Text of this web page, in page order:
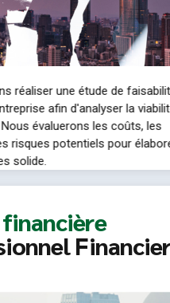
réaliser une étude de
afin d'analyser la
évaluerons les coûts, les
risques potentiels pour
solide.